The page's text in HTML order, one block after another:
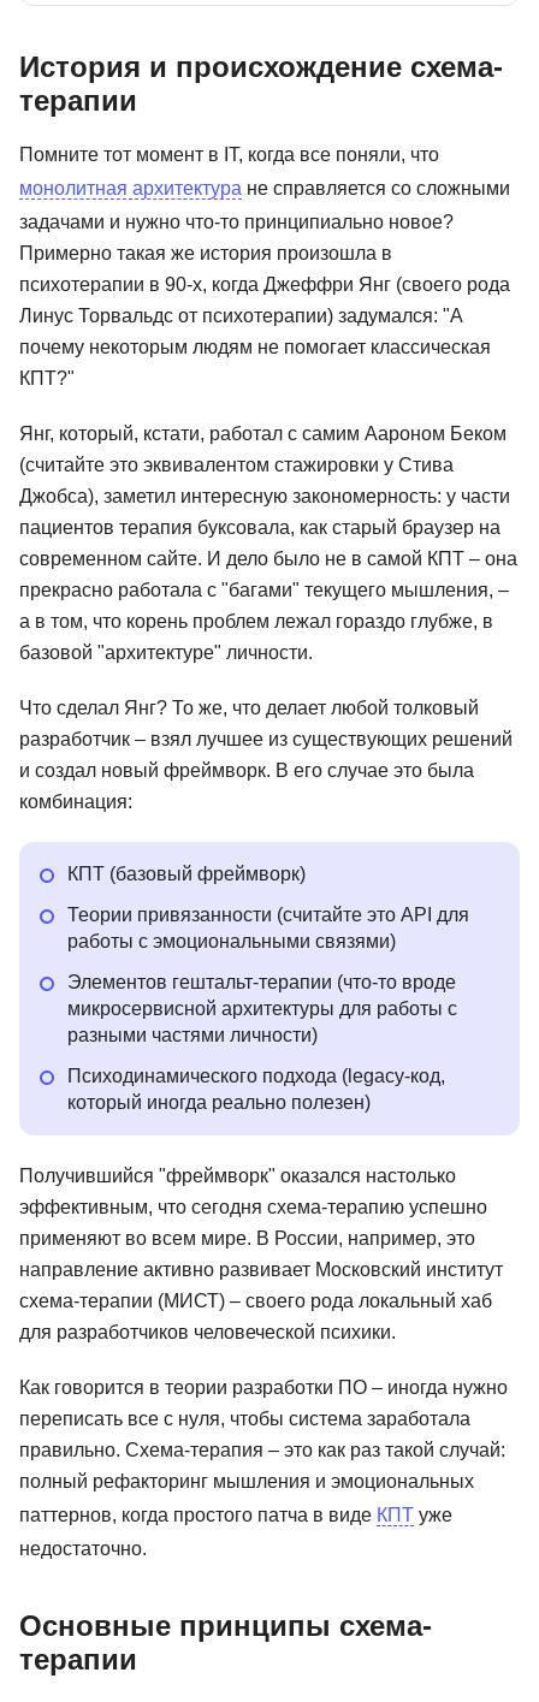
История и происхождение схема-
терапии
Помните тот момент в IT, когда все поняли, что
монолитная архитектура не справляется со сложными
задачами и нужно что-то принципиально новое?
Примерно такая же история произошла в
психотерапии в 90-х, когда Джеффри Янг (своего рода
Линус Торвальдс от психотерапии) задумался: "А
почему некоторым людям не помогает классическая
КПТ?"
Янг, который, кстати, работал с самим Аароном Беком
(считайте это эквивалентом стажировки у Стива
Джобса), заметил интересную закономерность: у части
пациентов терапия буксовала, как старый браузер на
современном сайте. И дело было не в самой КПТ – она
прекрасно работала с "багами" текущего мышления, –
а в том, что корень проблем лежал гораздо глубже, в
базовой "архитектуре" личности.
Что сделал Янг? То же, что делает любой толковый
разработчик – взял лучшее из существующих решений
и создал новый фреймворк. В его случае это была
комбинация:
КПТ (базовый фреймворк)
Теории привязанности (считайте это API для
работы с эмоциональными связями)
Элементов гештальт-терапии (что-то вроде
микросервисной архитектуры для работы с
разными частями личности)
Психодинамического подхода (legacy-код,
который иногда реально полезен)
Получившийся "фреймворк" оказался настолько
эффективным, что сегодня схема-терапию успешно
применяют во всем мире. В России, например, это
направление активно развивает Московский институт
схема-терапии (МИСТ) – своего рода локальный хаб
для разработчиков человеческой психики.
Как говорится в теории разработки ПО – иногда нужно
переписать все с нуля, чтобы система заработала
правильно. Схема-терапия – это как раз такой случай:
полный рефакторинг мышления и эмоциональных
паттернов, когда простого патча в виде КПТ уже
недостаточно.
Основные принципы схема-
терапии